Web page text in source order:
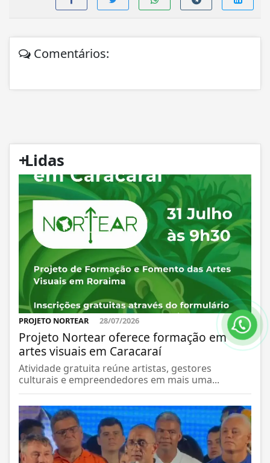
Comentários:
+
Lidas
PROJETO NORTEAR 28/07/2026
Projeto Nortear oferece formação em
artes visuais em Caracaraí
Atividade gratuita reúne artistas, gestores
culturais e empreendedores em mais uma...